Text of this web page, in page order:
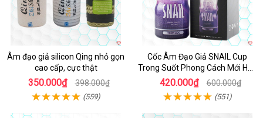
Âm đạo giả silicon Qing nhỏ gọn
cao cấp, cực thật
350.000₫ 398.000₫
(559)
Cốc Âm Đạo Giả SNAIL Cup
Trong Suốt Phong Cách Mới Hấp
Dẫn
420.000₫ 600.000₫
(551)